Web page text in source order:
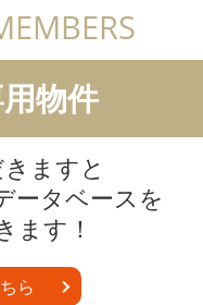
物件
ますと
ータベースを
ます！
ら